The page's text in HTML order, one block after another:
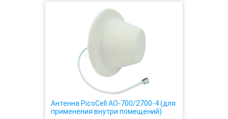
Антенна PicoCell AO-700/2700-4 (для
применения внутри помещений)